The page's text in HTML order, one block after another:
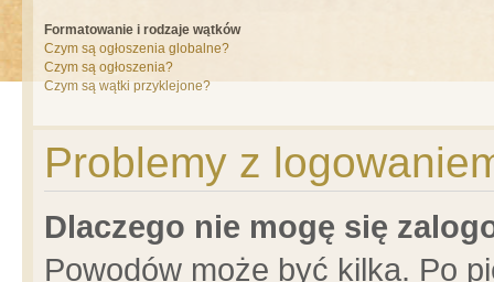
Formatowanie i rodzaje wątków
Czym są ogłoszenia globalne?
Czym są ogłoszenia?
Czym są wątki przyklejone?
Problemy z
Dlaczego nie mogę się
Powodów może być kilka. Po